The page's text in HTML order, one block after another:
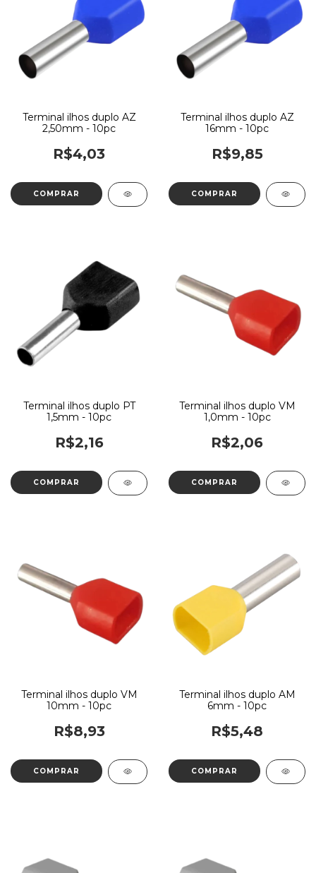
Terminal ilhos duplo AZ
2,50mm - 10pc
R$4,03
Terminal ilhos duplo AZ
16mm - 10pc
R$9,85
Terminal ilhos duplo PT
1,5mm - 10pc
R$2,16
Terminal ilhos duplo VM
1,0mm - 10pc
R$2,06
Terminal ilhos duplo VM
10mm - 10pc
R$8,93
Terminal ilhos duplo AM
6mm - 10pc
R$5,48